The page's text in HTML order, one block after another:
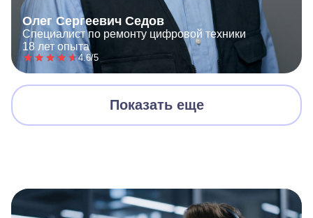
Олег Сергеевич Седов
Специалист по ремонту цифровой техники
18 лет опыта
4.6/5
Показать еще